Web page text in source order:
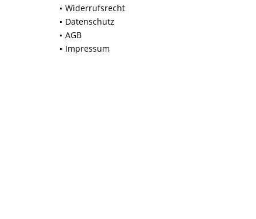
Widerrufsrecht
Datenschutz
AGB
Impressum